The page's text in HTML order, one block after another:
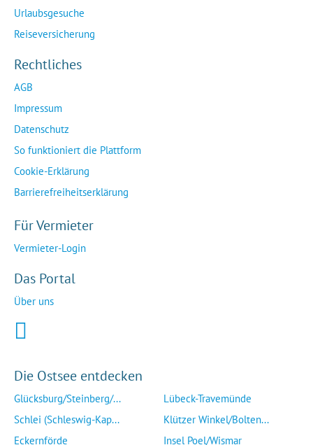
Urlaubsgesuche
Reiseversicherung
Rechtliches
AGB
Impressum
Datenschutz
So funktioniert die Plattform
Cookie-Erklärung
Barrierefreiheitserklärung
Für Vermieter
Vermieter-Login
Das Portal
Über uns
Die Ostsee entdecken
Glücksburg/Steinberg/...
Schlei (Schleswig-Kap...
Eckernförde
Lübeck-Travemünde
Klützer Winkel/Bolten...
Insel Poel/Wismar